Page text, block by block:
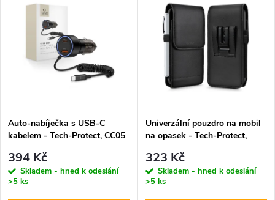
Auto-nabíječka s USB-C
kabelem - Tech-Protect, CC05
394 Kč
Skladem - hned k odeslání
>5 ks
Univerzální pouzdro na mobil
na opasek - Tech-Protect,
323 Kč
Skladem - hned k odeslání
>5 ks